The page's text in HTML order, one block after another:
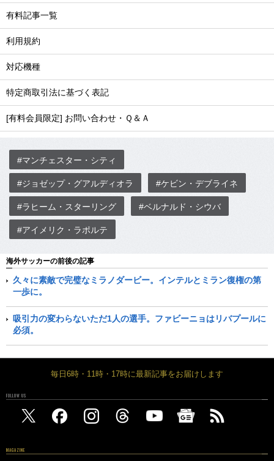
有料記事一覧
利用規約
対応機種
特定商取引法に基づく表記
[有料会員限定] お問い合わせ・Ｑ＆Ａ
#マンチェスター・シティ
#ジョゼップ・グアルディオラ #ケビン・デブライネ
#ラヒーム・スターリング #ベルナルド・シウバ
#アイメリク・ラポルテ
海外サッカーの前後の記事
久々に素敵で完璧なミラノダービー。インテルとミラン復権の第
一歩に。
吸引力の変わらないただ1人の選手。ファビーニョはリバプールに
必須。
毎日6時・11時・17時に最新記事をお届けします
FOLLOW US
MAGAZINE